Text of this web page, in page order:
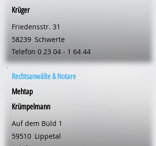
Krüger
Friedensstr. 31
58239 Schwerte
Telefon 0 23 04 - 1 64 44
Rechtsanwälte & Notare
Mehtap
Krümpelmann
Auf dem Büld 1
59510 Lippetal